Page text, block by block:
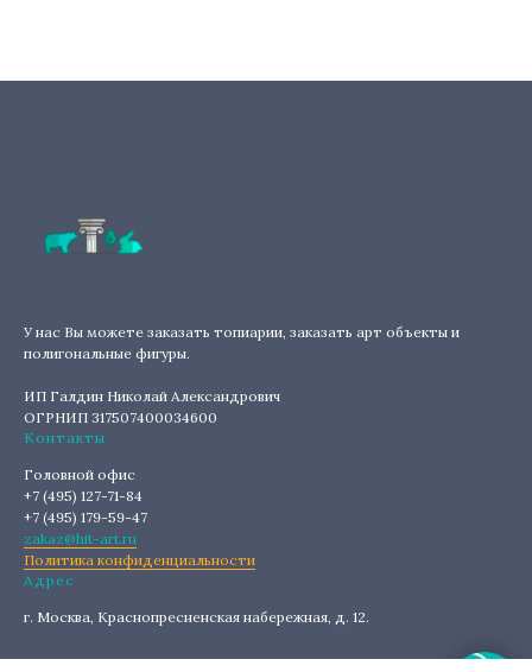
У нас Вы можете заказать топиарии, заказать арт объекты и
полигональные фигуры.
ИП Галдин Николай Александрович
ОГРНИП 317507400034600
Контакты
Головной офис
+7 (495) 127-71-84
+7 (495) 179-59-47
zakaz@hit-art.ru
Политика конфиденциальности
Адрес
г. Москва, Краснопресненская набережная, д. 12.